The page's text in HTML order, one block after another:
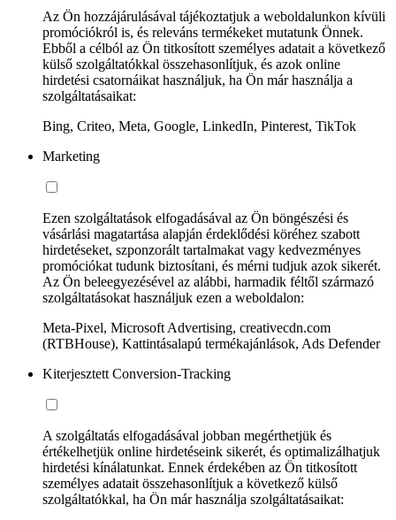
Az Ön hozzájárulásával tájékoztatjuk a weboldalunkon kívüli
promóciókról is, és releváns termékeket mutatunk Önnek.
Ebből a célból az Ön titkosított személyes adatait a következő
külső szolgáltatókkal összehasonlítjuk, és azok online
hirdetési csatornáikat használjuk, ha Ön már használja a
szolgáltatásaikat:
Bing, Criteo, Meta, Google, LinkedIn, Pinterest, TikTok
Marketing
Ezen szolgáltatások elfogadásával az Ön böngészési és
vásárlási magatartása alapján érdeklődési köréhez szabott
hirdetéseket, szponzorált tartalmakat vagy kedvezményes
promóciókat tudunk biztosítani, és mérni tudjuk azok sikerét.
Az Ön beleegyezésével az alábbi, harmadik féltől származó
szolgáltatásokat használjuk ezen a weboldalon:
Meta-Pixel, Microsoft Advertising, creativecdn.com
(RTBHouse), Kattintásalapú termékajánlások, Ads Defender
Kiterjesztett Conversion-Tracking
A szolgáltatás elfogadásával jobban megérthetjük és
értékelhetjük online hirdetéseink sikerét, és optimalizálhatjuk
hirdetési kínálatunkat. Ennek érdekében az Ön titkosított
személyes adatait összehasonlítjuk a következő külső
szolgáltatókkal, ha Ön már használja szolgáltatásaikat: